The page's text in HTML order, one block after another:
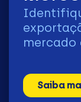
mercado
Saiba
2026 | ©
Patrocínio